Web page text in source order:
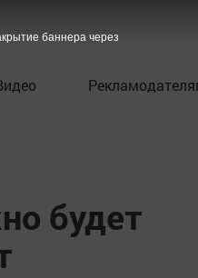
будет
баннера через